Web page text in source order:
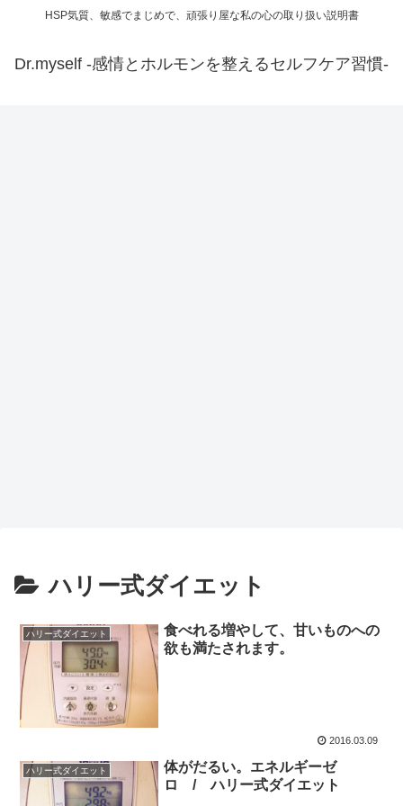
HSP気質、敏感でまじめで、頑張り屋な私の心の取り扱い説明書
Dr.myself -感情とホルモンを整えるセルフケア習慣-
ハリー式ダイエット
ハリー式ダイエット
食べれる増やして、甘いものへの
欲も満たされます。
2016.03.09
ハリー式ダイエット
体がだるい。エネルギーゼ
ロ / ハリー式ダイエット